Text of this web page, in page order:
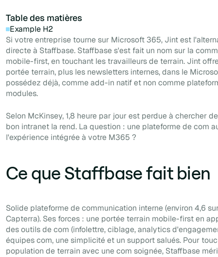
Table des matières
Example H2
Si votre entreprise tourne sur Microsoft 365, Jint est
directe à Staffbase. Staffbase s'est fait un nom sur la
mobile-first, en touchant les travailleurs de terrain. Jint
portée terrain, plus les newsletters internes, dans le
possédez déjà, comme add-in natif et non comme
modules.
Selon McKinsey, 1,8 heure par jour est perdue à chercher
bon intranet la rend. La question : une plateforme de com
l'expérience intégrée à votre M365 ?
Ce que Staffbase fait bien
Solide plateforme de communication interne (environ 4,6
Capterra). Ses forces : une portée terrain mobile-first en
des outils de com (infolettre, ciblage, analytics
équipes com, une simplicité et un support salués. Pour
population de terrain avec une com soignée, Staffbase